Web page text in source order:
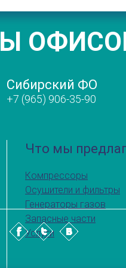
Сибирский ФО
+7 (965) 906-35-90
Что мы
Компрессоры
Осушители и фильтры
Генераторы газов
Запасные части
Услуги